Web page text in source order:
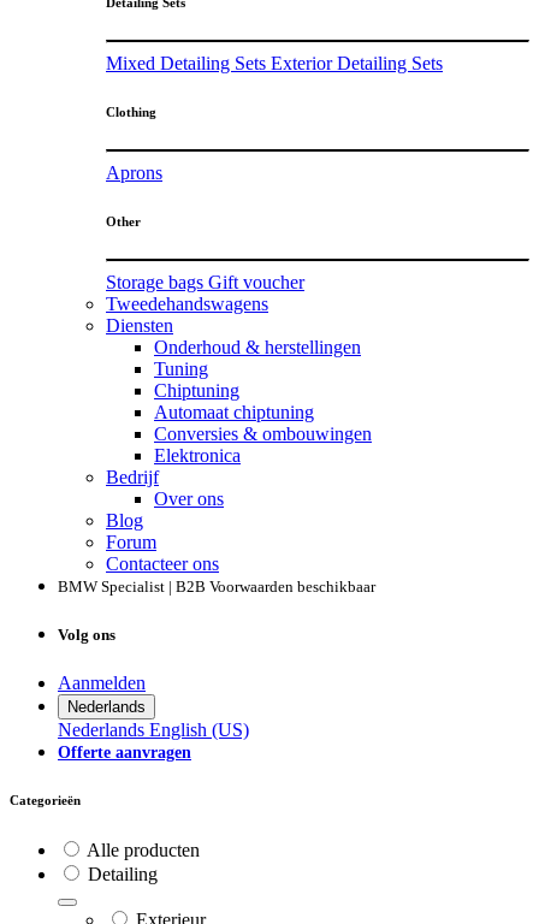
Detailing Sets
Mixed Detailing Sets Exterior Detailing Sets
Clothing
Aprons
Other
Storage bags Gift voucher
Tweedehandswagens
Diensten
Onderhoud & herstellingen
Tuning
Chiptuning
Automaat chiptuning
Conversies & ombouwingen
Elektronica
Bedrijf
Over ons
Blog
Forum
Contacteer ons
BMW Specialist | B2B Voorwaarden beschikbaar
Volg ons
Aanmelden
Nederlands
Nederlands English (US)
Offerte aanvragen
Categorieën
Alle producten
Detailing
Exterieur